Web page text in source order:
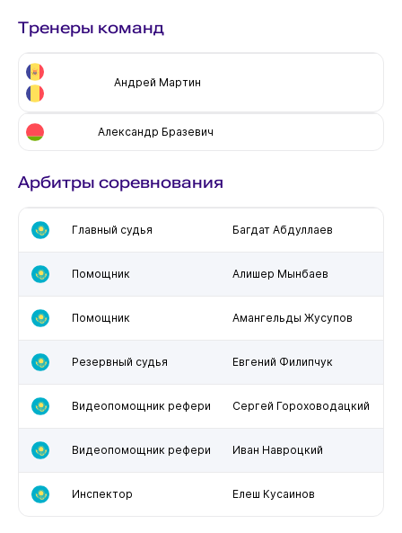
Тренеры команд
Андрей Мартин
Александр Бразевич
Арбитры соревнования
Главный судья Багдат Абдуллаев
Помощник Алишер Мынбаев
Помощник Амангельды Жусупов
Резервный судья Евгений Филипчук
Видеопомощник рефери Сергей Гороховодацкий
Видеопомощник рефери Иван Навроцкий
Инспектор Елеш Кусаинов